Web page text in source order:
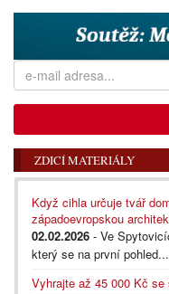
ZDICÍ MATERIÁLY
Když cihla určuje tvář
západoevropskou
02.02.2026 - Ve
který se na první pohled...
Vyhrajte až 45 000 Kč